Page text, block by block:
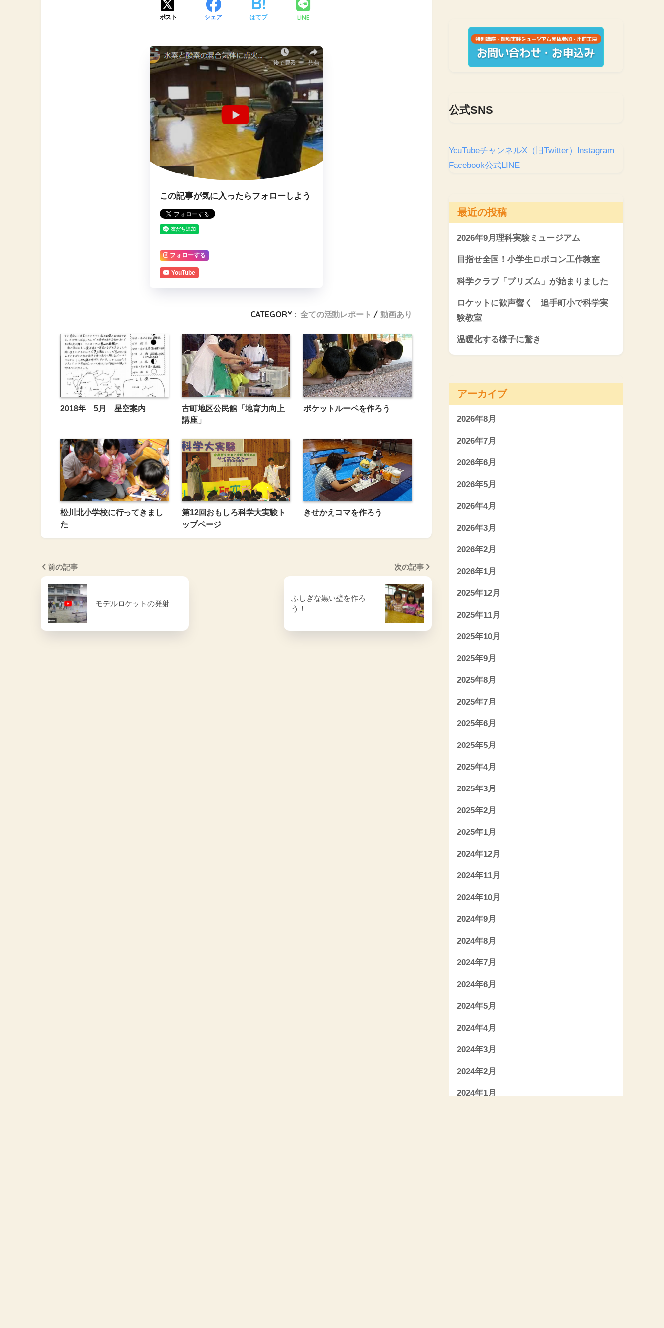
ポスト シェア はてブ LINE
この記事が気に入ったらフォローしよう
フォローする
YouTube
CATEGORY : 全ての活動レポート 動画あり
2018年 5月 星空案内
古町地区公民館「地育力向上
講座」
ポケットルーペを作ろう
松川北小学校に行ってきまし
た
第12回おもしろ科学大実験ト
ップページ
きせかえコマを作ろう
前の記事
モデルロケットの発射
次の記事
ふしぎな黒い壁を作ろ
う！
公式SNS
YouTubeチャンネルX（旧Twitter） Instagram
Facebook公式LINE
最近の投稿
2026年9月理科実験ミュージアム
目指せ全国！小学生ロボコン工作教室
科学クラブ「プリズム」が始まりました
ロケットに歓声響く 追手町小で科学実
験教室
温暖化する様子に驚き
アーカイブ
2026年8月
2026年7月
2026年6月
2026年5月
2026年4月
2026年3月
2026年2月
2026年1月
2025年12月
2025年11月
2025年10月
2025年9月
2025年8月
2025年7月
2025年6月
2025年5月
2025年4月
2025年3月
2025年2月
2025年1月
2024年12月
2024年11月
2024年10月
2024年9月
2024年8月
2024年7月
2024年6月
2024年5月
2024年4月
2024年3月
2024年2月
2024年1月